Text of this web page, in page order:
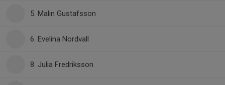
5. Malin Gustafsson
6. Evelina Nordvall
8. Julia Fredriksson